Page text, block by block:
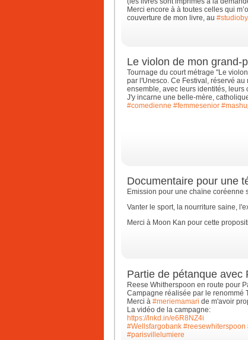
Merci encore à à toutes celles qui
couverture de mon livre, au
Le violon de mon grand-
Tournage du court métrage "Le
par l'Unesco. Ce Festival, réservé
ensemble, avec leurs identités,
J'y incarne une belle-mère,
#comedienne #femmesenior
Documentaire pour une
Emission pour une chaïne coréenne
Vanter le sport, la nourriture saine,
Merci à Moon Kan pour cette
Partie de pétanque avec
Reese Whitherspoon en route pour
Campagne réalisée par le renommé
Merci à #meriemamari de m'avoir
La vidéo de la campagne:
https://lnkd.in/e6R8NZ4i
#Wellsfargobank #reesewhiterspoon
#parisvillelumiere